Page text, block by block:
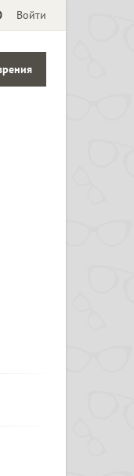
Войти